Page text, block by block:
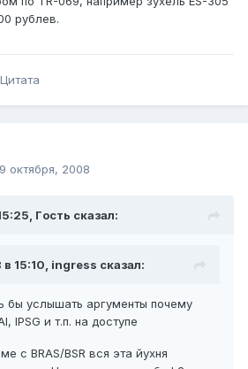
рублев.
Цитата
9 октября, 2008
Гoсть сказал:
15:10, ingress сказал:
бы услышать аргументы почему
IPSG и т.п. на доступе
с BRAS/BSR вся эта йухня